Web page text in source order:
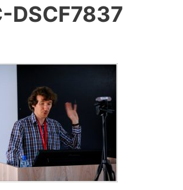
ИЦиГ СО РАН
DSCF7837